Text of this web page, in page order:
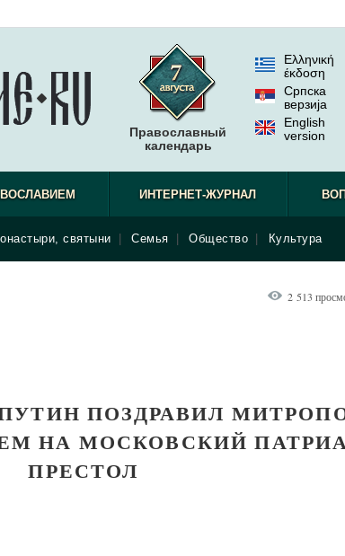
Православный
календарь
Ελληνική
έκδοση
Српска
верзиjа
English
version
ИНТЕРНЕТ-ЖУРНАЛ
святыни Семья Общество Культура
2 513
ПОЗДРАВИЛ
НА МОСКОВСКИЙ
ПРЕСТОЛ